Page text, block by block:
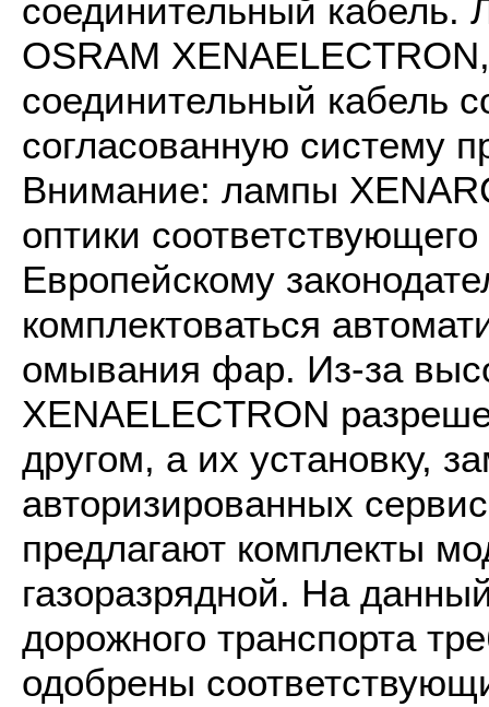
соединительный кабель.
OSRAM
соединительный кабель
согласованную систему
Внимание: лампы
оптики
Европейскому
комплектоваться
омывания фар. Из-за
XENAELECTRON
другом, а их установку,
авторизированных
предлагают комплекты
газоразрядной. На
дорожного транспорта
одобрены